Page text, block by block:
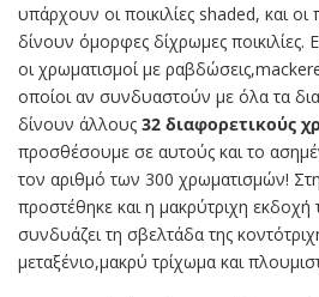
υπάρχουν οι ποικιλίες shaded, και οι
δίνουν όμορφες δίχρωμες ποικιλίες.
οι χρωματισμοί με
οποίοι αν συνδυαστούν με όλα τα
δίνουν άλλους 32 διαφορετικούς
προσθέσουμε σε αυτούς και το
τον αριθμό των 300 χρωματισμών!
προστέθηκε και η μακρύτριχη
συνδυάζει τη σβελτάδα της
μεταξένιο,μακρύ τρίχωμα και